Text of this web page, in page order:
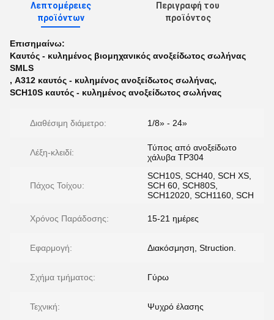
Λεπτομέρειες
προϊόντων
Περιγραφή του
προϊόντος
Επισημαίνω:
Καυτός - κυλημένος βιομηχανικός ανοξείδωτος σωλήνας
SMLS
, A312 καυτός - κυλημένος ανοξείδωτος σωλήνας,
SCH10S καυτός - κυλημένος ανοξείδωτος σωλήνας
Διαθέσιμη διάμετρο: 1/8» - 24»
Λέξη-κλειδί:
Τύπος από ανοξείδωτο
χάλυβα TP304
Πάχος Τοίχου:
SCH10S, SCH40, SCH XS,
SCH 60, SCH80S,
SCH12020, SCH1160, SCH
Χρόνος Παράδοσης: 15-21 ημέρες
Εφαρμογή: Διακόσμηση, Struction.
Σχήμα τμήματος: Γύρω
Τεχνική: Ψυχρό έλασης